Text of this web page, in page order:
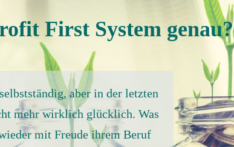
First System genau?
aber in der letzten
mehr wirklich glücklich. Was
mit Freude ihrem Beruf